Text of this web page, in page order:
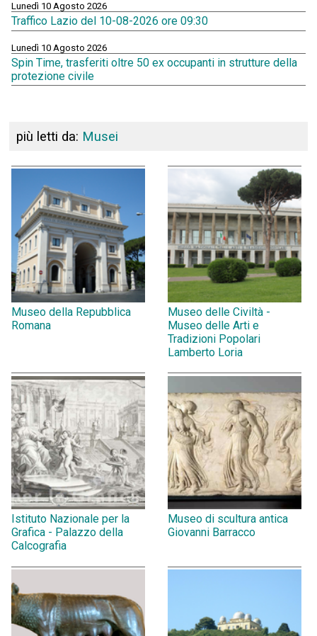
Lunedì 10 Agosto 2026
Traffico Lazio del 10-08-2026 ore 09:30
Lunedì 10 Agosto 2026
Spin Time, trasferiti oltre 50 ex occupanti in strutture della
protezione civile
più letti da: Musei
Museo della Repubblica
Romana
Museo delle Civiltà -
Museo delle Arti e
Tradizioni Popolari
Lamberto Loria
Istituto Nazionale per la
Grafica - Palazzo della
Calcografia
Museo di scultura antica
Giovanni Barracco